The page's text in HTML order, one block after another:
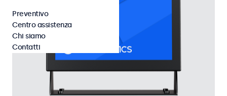
Preventivo
Centro assistenza
Chi siamo
Contatti